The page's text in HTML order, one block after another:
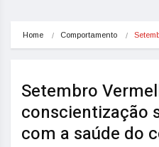
Home Comportamento
Setembro
conscientização
com a saúde do